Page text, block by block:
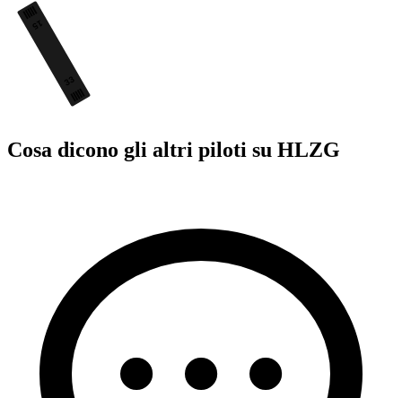
33
15
Cosa dicono gli altri piloti su HLZG